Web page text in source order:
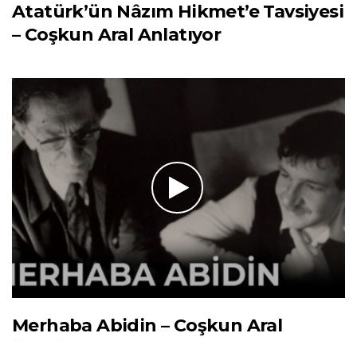
Atatürk’ün Nâzım Hikmet’e Tavsiyesi
– Coşkun Aral Anlatıyor
Merhaba Abidin – Coşkun Aral